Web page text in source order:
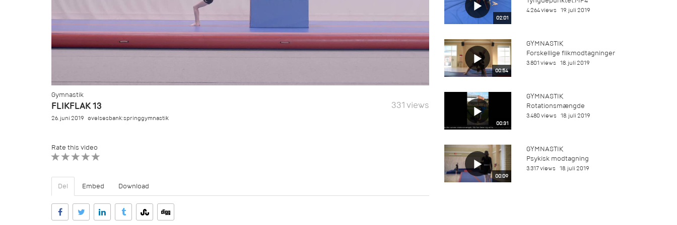
Gymnastik
FLIKFLAK 13 331 views
26. juni 2019 øvelsesbank:springgymnastik
Rate this video
Del Embed Download
02:01
4.264 views 19. juli 2019
00:54
GYMNASTIK
Forskellige flikmodtagninger
3.801 views 18. juli 2019
00:31
GYMNASTIK
Rotationsmængde
3.480 views 18. juli 2019
00:09
GYMNASTIK
Psykisk modtagning
3.317 views 18. juli 2019